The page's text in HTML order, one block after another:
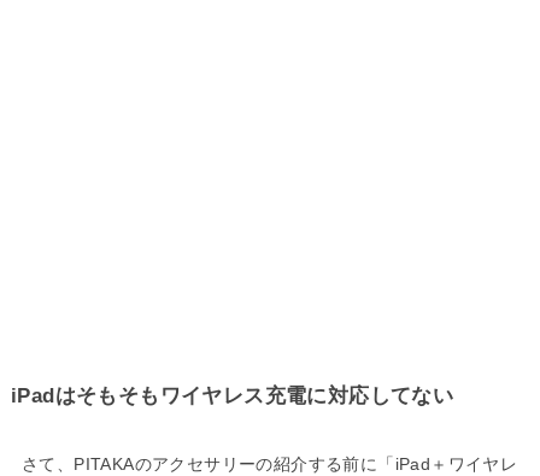
iPadはそもそもワイヤレス充電に対応してない
さて、PITAKAのアクセサリーの紹介する前に「iPad＋ワイヤレ